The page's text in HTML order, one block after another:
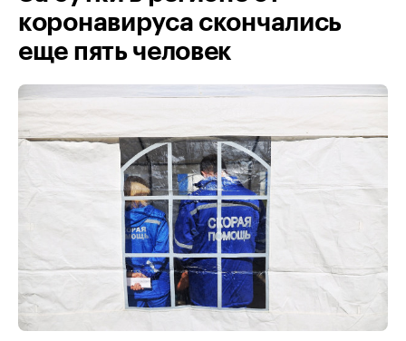
коронавируса скончались
еще пять человек